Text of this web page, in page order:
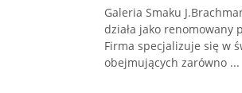
Galeria Smaku
działa jako
Firma specjalizuje się w
obejmujących zarówno ...